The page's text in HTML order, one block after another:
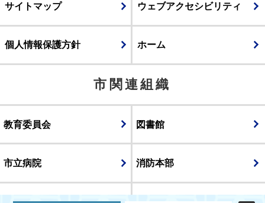
サイトマップ ウェブアクセシビリティ
個人情報保護方針 ホーム
市関連組織
教育委員会 図書館
市立病院 消防本部